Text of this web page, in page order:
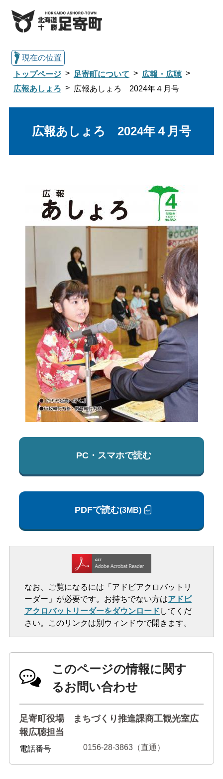
子育て・教育 健康・福祉
緊急・防災
文字サイズ
標準 拡大
色合い
白 黒 黄 青
リセット
language
閉じる
現在の位置
トップページ
足寄町について
広報・広聴
広報あしょろ
広報あしょろ 2024年４月号
広報あしょろ 2024年４月号
PC・スマホで読む
PDFで読む(3MB)
なお、ご覧になるには「アドビアクロバットリ
ーダー」が必要です。お持ちでない方はアドビ
アクロバットリーダーをダウンロード してくだ
さい。このリンクは別ウィンドウで開きます。
このページの情報に関す
るお問い合わせ
足寄町役場 まちづくり推進課商工観光室広
報広聴担当
電話番号 0156-28-3863（直通）